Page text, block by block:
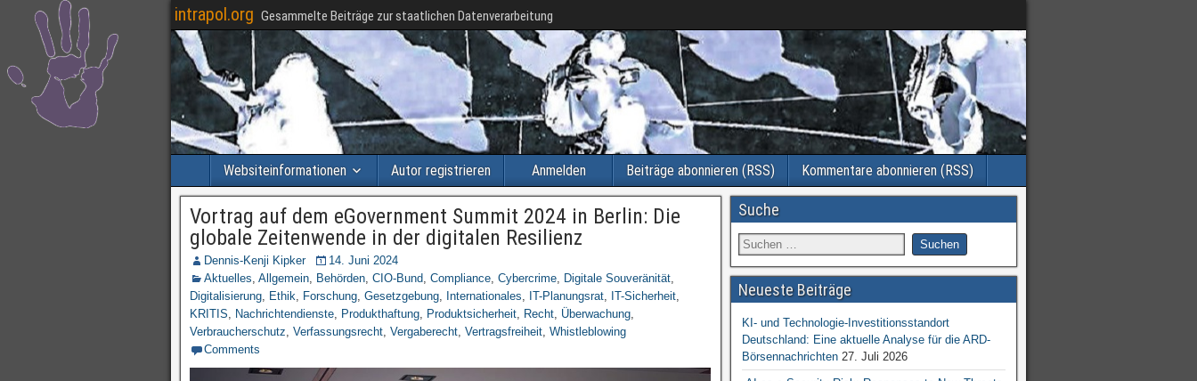
intrapol.org Gesammelte Beiträge zur staatlichen Datenverarbeitung
Websiteinformationen Autor registrieren Anmelden Beiträge abonnieren (RSS) Kommentare abonnieren (RSS)
Vortrag auf dem eGovernment Summit 2024 in Berlin: Die
globale Zeitenwende in der digitalen Resilienz
Dennis-Kenji Kipker
14. Juni 2024
Aktuelles, Allgemein, Behörden, CIO-Bund, Compliance, Cybercrime, Digitale Souveränität,
Digitalisierung, Ethik, Forschung, Gesetzgebung, Internationales, IT-Planungsrat, IT-Sicherheit,
KRITIS, Nachrichtendienste, Produkthaftung, Produktsicherheit, Recht, Überwachung,
Verbraucherschutz, Verfassungsrecht, Vergaberecht, Vertragsfreiheit, Whistleblowing
Comments
Suche
Neueste Beiträge
KI- und Technologie-Investitionsstandort
Deutschland: Eine aktuelle Analyse für die ARD-
Börsennachrichten 27. Juli 2026